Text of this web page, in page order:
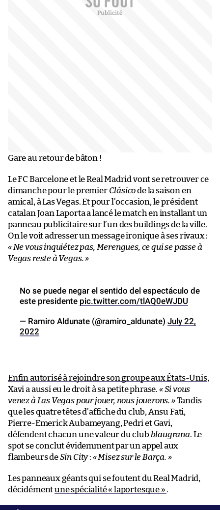
Gare au retour de bâton !
Le FC Barcelone et le Real Madrid vont se retrouver ce
dimanche pour le premier Clásicode la saison en
amical, à Las Vegas. Et pour l’occasion, le président
catalan Joan Laporta a lancé le match en installant un
panneau publicitaire sur l’un des buildings de la ville.
On le voit adresser un message ironique à ses rivaux :
« Ne vous inquiétez pas, Merengues, ce qui se passe à
Vegas reste à Vegas. »
No se puede negar el sentido del espectáculo de
este presidente pic.twitter.com/tlAQ0eWJDU
— Ramiro Aldunate (@ramiro_aldunate) July 22,
2022
Enfin autorisé à rejoindre son groupe aux États-Unis,
Xavi a aussi eu le droit à sa petite phrase. « Si vous
venez à Las Vegas pour jouer, nous jouerons. »Tandis
que les quatre têtes d’affiche du club, Ansu Fati,
Pierre-Emerick Aubameyang, Pedri et Gavi,
défendent chacun une valeur du club blaugrana. Le
spot se conclut évidemment par un appel aux
flambeurs deSin City: « Misez sur le Barça. »
Les panneaux géants qui se foutent du Real Madrid,
décidémentune spécialité « laportesque » .